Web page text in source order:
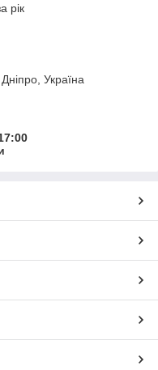
рік
Україна